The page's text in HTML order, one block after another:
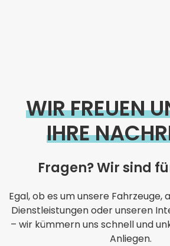
WIR FREUEN
IHRE
Fragen? Wir sind
Egal, ob es um unsere Fahrzeuge,
Dienstleistungen oder unseren
– wir kümmern uns schnell und
Anliegen.